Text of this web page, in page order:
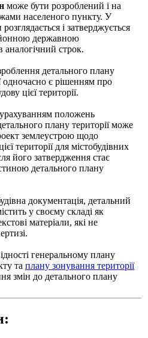
може бути розроблений і на
населеного пункту. У
і затверджується
державною
аналогічний строк.
детального плану
одночасно є рішенням про
цієї території.
урахуванням положень
плану території може
землеустрою щодо
території для містобудівних
його затвердження стає
детального плану
документація, детальний
у своєму складі як
матеріали, які не
генеральному плану
та плану зонування території
змін до детального плану